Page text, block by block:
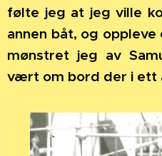
følte jeg at jeg ville
annen båt, og
mønstret jeg av
vært om bord der i ett